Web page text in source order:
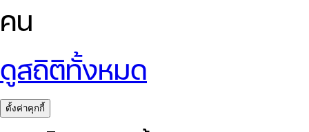
คน
ดูสถิติทั้งหมด
ตั้งค่าคุกกี้